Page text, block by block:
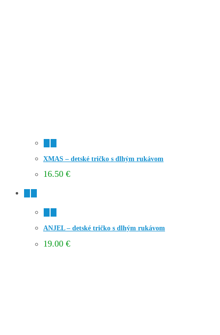
XMAS – detské tričko s dlhým rukávom
16.50 €
ANJEL – detské tričko s dlhým rukávom
19.00 €